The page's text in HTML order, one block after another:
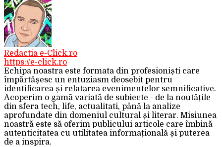
Redactia e-Click.ro
https://e-click.ro
Echipa noastra este formata din profesioniști care
împărtășesc un entuziasm deosebit pentru
identificarea și relatarea evenimentelor semnificative.
Acoperim o gamă variată de subiecte - de la noutățile
din sfera tech, life, actualitati, până la analize
aprofundate din domeniul cultural și literar. Misiunea
noastră este să oferim publicului articole care îmbină
autenticitatea cu utilitatea informațională și puterea
de a inspira.